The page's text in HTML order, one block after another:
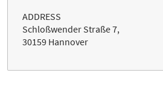
ADDRESS
Schloßwender Straße 7,
30159 Hannover